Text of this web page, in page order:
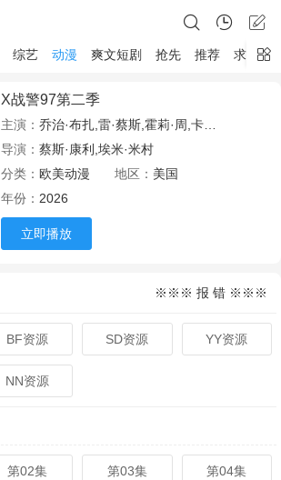
综艺 动漫 爽文短剧 抢先 推荐 求片
X战警97第二季
主演： 乔治·布扎,雷·蔡斯,霍莉·周,卡尔·J·杜德,詹妮弗·黑尔,JP·卡利亚赫,罗斯·马昆德,艾莉森·西莉-史密斯,马修·沃特森,伦诺·赞恩,迈克尔·约翰斯顿
导演： 蔡斯·康利,埃米·米村
分类： 欧美动漫 地区： 美国
年份： 2026
立即播放
※※※ 报 错 ※※※
BF资源 SD资源 YY资源
NN资源
第02集 第03集 第04集